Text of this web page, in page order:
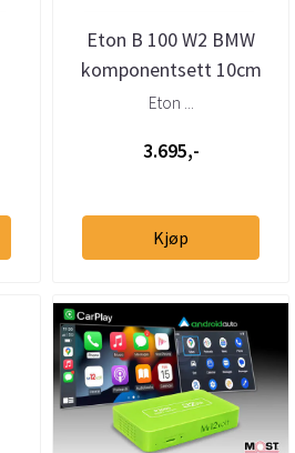
Eton B 100 W2 BMW
komponentsett 10cm
W2-kurv
Eton ...
3.695,-
Kjøp